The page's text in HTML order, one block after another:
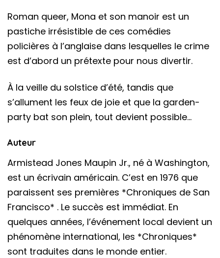
Roman queer, Mona et son manoir est un
pastiche irrésistible de ces comédies
policières à l’anglaise dans lesquelles le crime
est d’abord un prétexte pour nous divertir.
À la veille du solstice d’été, tandis que
s’allument les feux de joie et que la garden-
party bat son plein, tout devient possible…
Auteur
Armistead Jones Maupin Jr., né à Washington,
est un écrivain américain. C’est en 1976 que
paraissent ses premières *Chroniques de San
Francisco* . Le succès est immédiat. En
quelques années, l’événement local devient un
phénomène international, les *Chroniques*
sont traduites dans le monde entier.